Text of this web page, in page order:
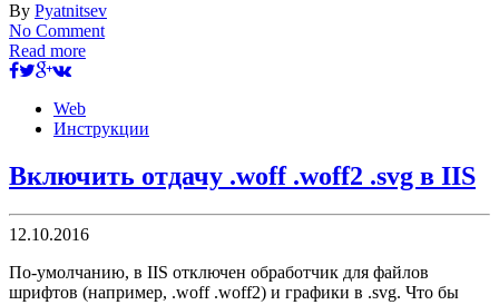
By Pyatnitsev
No Comment
Read more
Web
Инструкции
Включить отдачу .woff .woff2 .svg в IIS
12.10.2016
По-умолчанию, в IIS отключен обработчик для файлов
шрифтов (например, .woff .woff2) и графики в .svg. Что бы